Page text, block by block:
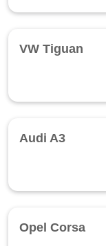
VW Tiguan
Audi A3
Opel Corsa